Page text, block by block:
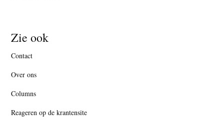
Zie ook
Contact
Over ons
Columns
Reageren op de krantensite